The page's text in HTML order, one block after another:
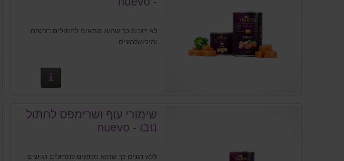
לא דגנים כך שהוא מתאים לחתולים רגישים
והיפואלרגנים.
שימורי עוף ושרימפס לחתול
נובו - nuevo
ללא דגנים כך שהוא מתאים לחתולים רגישים